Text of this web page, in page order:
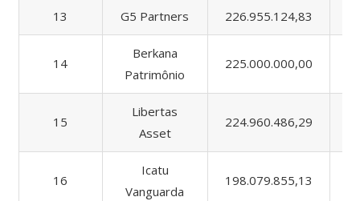
13 G5 Partners 226.955.124,83
14
Berkana
Patrimônio
225.000.000,00
15
Libertas
Asset
224.960.486,29
16
Icatu
Vanguarda
198.079.855,13